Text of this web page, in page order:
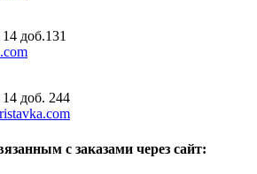
доб.131
доб. 244
с заказами через сайт: